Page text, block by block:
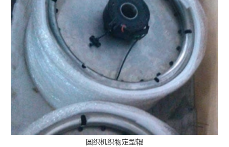
圆织机织物定型辊